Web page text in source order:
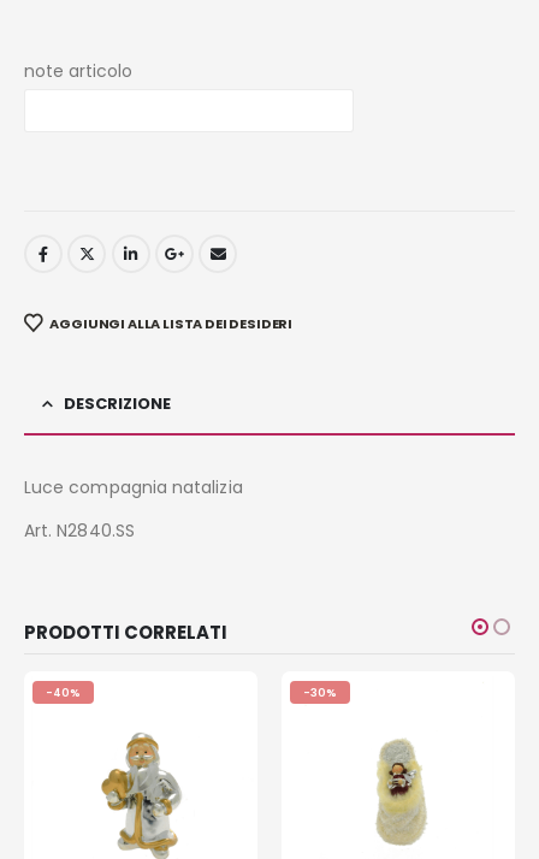
note articolo
AGGIUNGI ALLA LISTA DEI DESIDERI
DESCRIZIONE
Luce compagnia natalizia
Art. N2840.SS
PRODOTTI CORRELATI
-40% -30%